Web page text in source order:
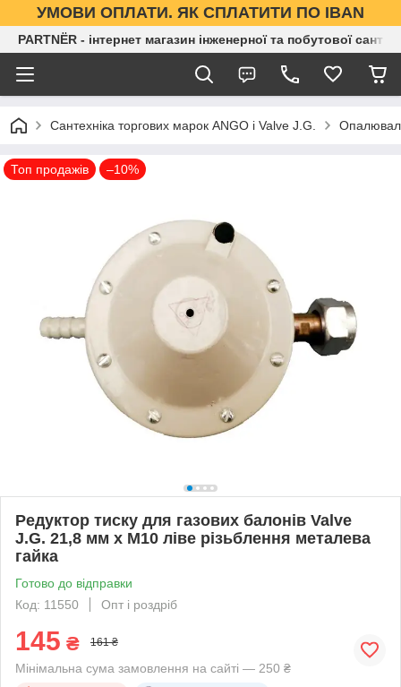
УМОВИ ОПЛАТИ. ЯК СПЛАТИТИ ПО IBAN
PARTNЁR - інтернет магазин інженерної та побутової
Сантехніка торгових марок ANGO і Valve J.G.
Топ продажів –10%
Редуктор тиску для газових балонів Valve
J.G. 21,8 мм х М10 ліве різьблення металева
гайка
Готово до відправки
Код: 11550
Опт і роздріб
145 ₴ 161 ₴
Мінімальна сума замовлення на сайті — 250 ₴